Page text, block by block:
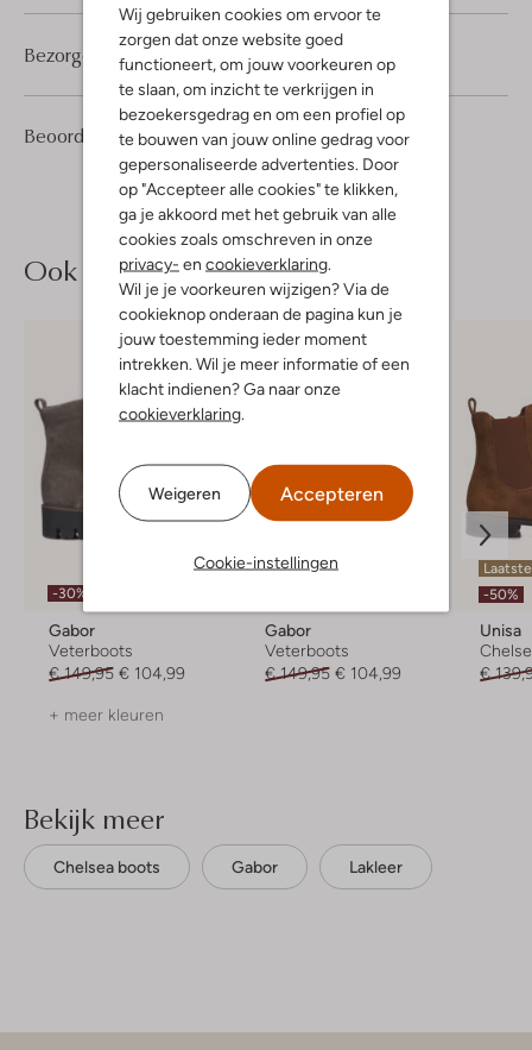
Wij gebruiken cookies om ervoor te
zorgen dat onze website goed
functioneert, om jouw voorkeuren op
te slaan, om inzicht te verkrijgen in
bezoekersgedrag en om een profiel op
te bouwen van jouw online gedrag voor
gepersonaliseerde advertenties. Door
op "Accepteer alle cookies" te klikken,
ga je akkoord met het gebruik van alle
cookies zoals omschreven in onze
privacy- en cookieverklaring.
Wil je je voorkeuren wijzigen? Via de
cookieknop onderaan de pagina kun je
jouw toestemming ieder moment
intrekken. Wil je meer informatie of een
klacht indienen? Ga naar onze
cookieverklaring.
Weigeren Accepteren
Cookie-instellingen
Beoordelingen (3) 5/5
3
5
Sterren
Bezorgen & retourneren
Ook iets voor jou?
-30%
Gabor
Veterboots
€ 149,95 € 104,99
+ meer kleuren
Gabor
Veterboots
€ 149,95 € 104,99
-50%
Unisa
€
Bekijk meer
Chelsea boots Gabor Lakleer